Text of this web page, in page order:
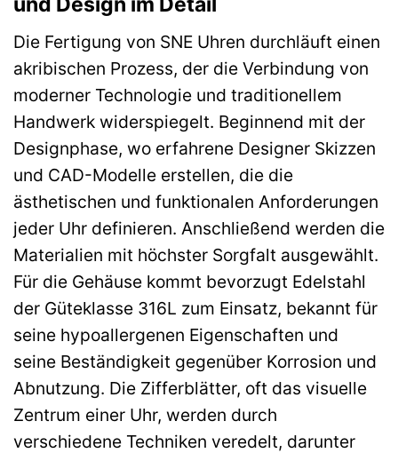
Die Fertigung von SNE Uhren durchläuft einen
akribischen Prozess, der die Verbindung von
moderner Technologie und traditionellem
Handwerk widerspiegelt. Beginnend mit der
Designphase, wo erfahrene Designer Skizzen
und CAD-Modelle erstellen, die die
ästhetischen und funktionalen Anforderungen
jeder Uhr definieren. Anschließend werden die
Materialien mit höchster Sorgfalt ausgewählt.
Für die Gehäuse kommt bevorzugt Edelstahl
der Güteklasse 316L zum Einsatz, bekannt für
seine hypoallergenen Eigenschaften und
seine Beständigkeit gegenüber Korrosion und
Abnutzung. Die Zifferblätter, oft das visuelle
Zentrum einer Uhr, werden durch
verschiedene Techniken veredelt, darunter